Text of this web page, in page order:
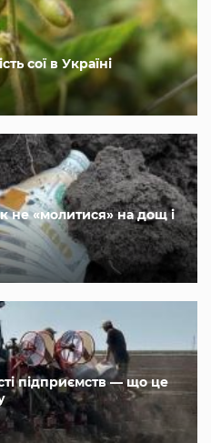
сої в Україні
не «молитися» на дощ і
підприємств — що це